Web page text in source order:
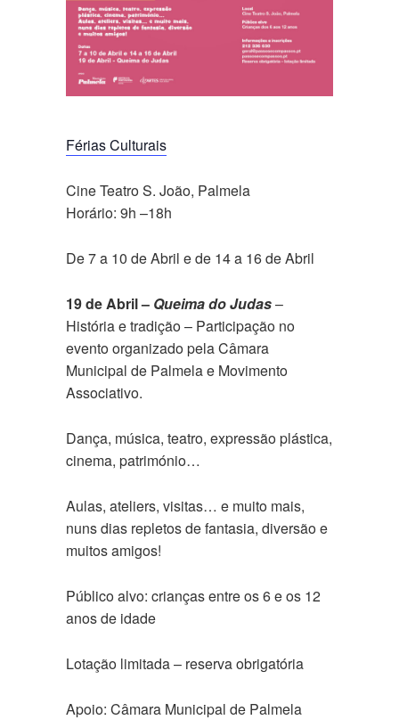
Férias Culturais
Cine Teatro S. João, Palmela
Horário: 9h –18h
De 7 a 10 de Abril e de 14 a 16 de Abril
19 de Abril – Queima do Judas–
História e tradição – Participação no
evento organizado pela Câmara
Municipal de Palmela e Movimento
Associativo.
Dança, música, teatro, expressão plástica,
cinema, património…
Aulas, ateliers, visitas… e muito mais,
nuns dias repletos de fantasia, diversão e
muitos amigos!
Público alvo: crianças entre os 6 e os 12
anos de idade
Lotação limitada – reserva obrigatória
Apoio: Câmara Municipal de Palmela